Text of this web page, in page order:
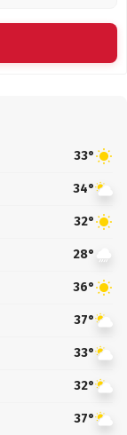
33°
34°
32°
28°
36°
37°
33°
32°
37°